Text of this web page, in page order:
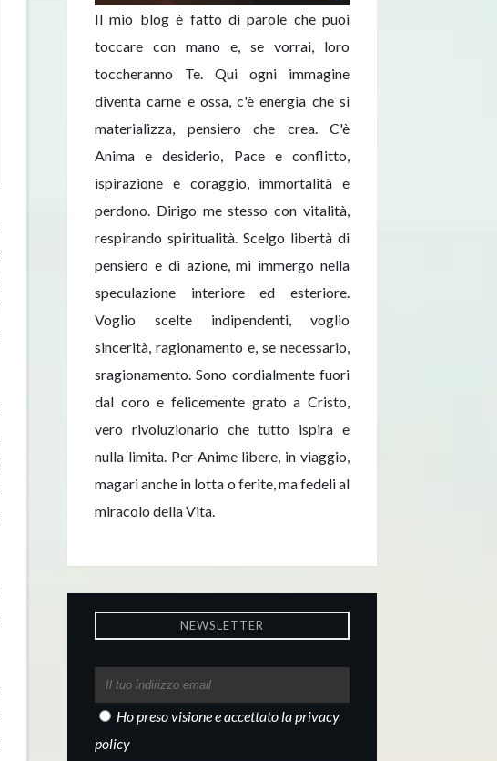
Il mio blog è fatto di parole che puoi
toccare con mano e, se vorrai, loro
toccheranno Te. Qui ogni immagine
diventa carne e ossa, c'è energia che si
materializza, pensiero che crea. C'è
Anima e desiderio, Pace e conflitto,
ispirazione e coraggio, immortalità e
perdono. Dirigo me stesso con vitalità,
respirando spiritualità. Scelgo libertà di
pensiero e di azione, mi immergo nella
speculazione interiore ed esteriore.
Voglio scelte indipendenti, voglio
sincerità, ragionamento e, se necessario,
sragionamento. Sono cordialmente fuori
dal coro e felicemente grato a Cristo,
vero rivoluzionario che tutto ispira e
nulla limita. Per Anime libere, in viaggio,
magari anche in lotta o ferite, ma fedeli al
miracolo della Vita.
NEWSLETTER
Ho preso visione e accettato laprivacy
policy